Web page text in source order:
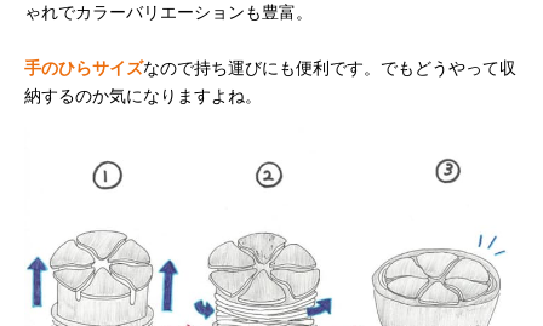
ゃれでカラーバリエーションも豊富。
手のひらサイズなので持ち運びにも便利です。でもどうやって収
納するのか気になりますよね。